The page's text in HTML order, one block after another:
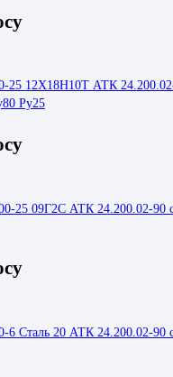
25 12Х18Н10Т АТК
Ру25
25 09Г2С АТК 24.200.02-90
6 Сталь 20 АТК 24.200.02-90